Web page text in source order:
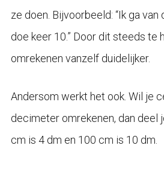
ze doen. Bijvoorbeeld: “Ik ga van
doe keer 10.” Door dit steeds te
omrekenen vanzelf duidelijker.
Andersom werkt het ook. Wil je
decimeter omrekenen, dan deel
cm is 4 dm en 100 cm is 10 dm.